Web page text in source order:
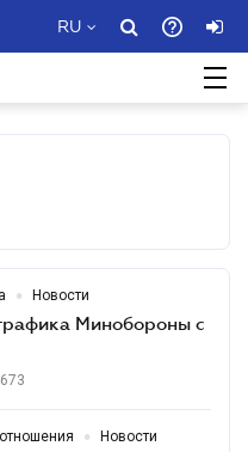
RU
• Новости
Минобороны с
• Новости